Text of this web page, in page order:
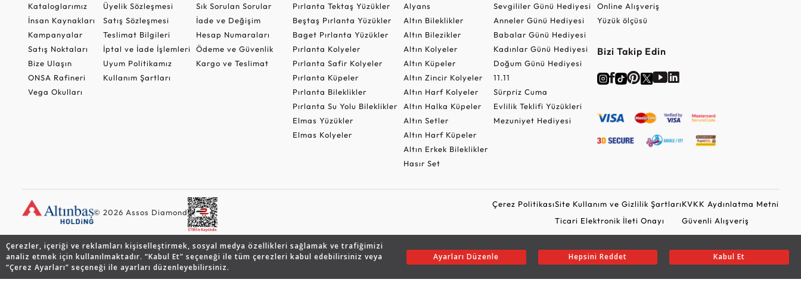
Çerezler, içeriği ve reklamları kişiselleştirmek, sosyal medya özellikleri sağlamak ve trafiğimizi
analiz etmek için kullanılmaktadır. “Kabul Et” seçeneği ile tüm çerezleri kabul edebilirsiniz veya
“Çerez Ayarları” seçeneği ile ayarları düzenleyebilirsiniz.
Ayarları Düzenle Hepsini Reddet Kabul Et
Kataloglarımız
İnsan Kaynakları
Kampanyalar
Satış Noktaları
Bize Ulaşın
ONSA Rafineri
Vega Okulları
Üyelik Sözleşmesi
Satış Sözleşmesi
Teslimat Bilgileri
İptal ve İade İşlemleri
Uyum Politikamız
Kullanım Şartları
Sık Sorulan Sorular
İade ve Değişim
Hesap Numaraları
Ödeme ve Güvenlik
Kargo ve Teslimat
Pırlanta Tektaş Yüzükler
Beştaş Pırlanta Yüzükler
Baget Pırlanta Yüzükler
Pırlanta Kolyeler
Pırlanta Safir Kolyeler
Pırlanta Küpeler
Pırlanta Bileklikler
Pırlanta Su Yolu Bileklikler
Elmas Yüzükler
Elmas Kolyeler
Alyans
Altın Bileklikler
Altın Bilezikler
Altın Kolyeler
Altın Küpeler
Altın Zincir Kolyeler
Altın Harf Kolyeler
Altın Halka Küpeler
Altın Setler
Altın Harf Küpeler
Altın Erkek Bileklikler
Hasır Set
Sevgililer Günü Hediyesi
Anneler Günü Hediyesi
Babalar Günü Hediyesi
Kadınlar Günü Hediyesi
Doğum Günü Hediyesi
11.11
Sürpriz Cuma
Evlilik Teklifi Yüzükleri
Mezuniyet Hediyesi
Online Alışveriş
Yüzük ölçüsü
Bizi Takip Edin
© 2026 Assos Diamond
Çerez PolitikasıSite Kullanım ve Gizlilik Şartları
Ticari Elektronik İleti Onayı
KVKK Aydınlatma Metni
Güvenli Alışveriş
Copyright © 2026 Assos Pırlanta - Bu sitenin tüm hakları saklıdır.